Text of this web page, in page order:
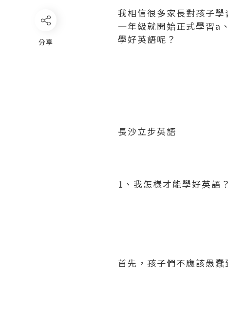
分享
我相信很多家長對孩子
一年級就開始正式學習a
學好英語呢？
長沙立步英語
1、我怎樣才能學好英語？
首先，孩子們不應該愚